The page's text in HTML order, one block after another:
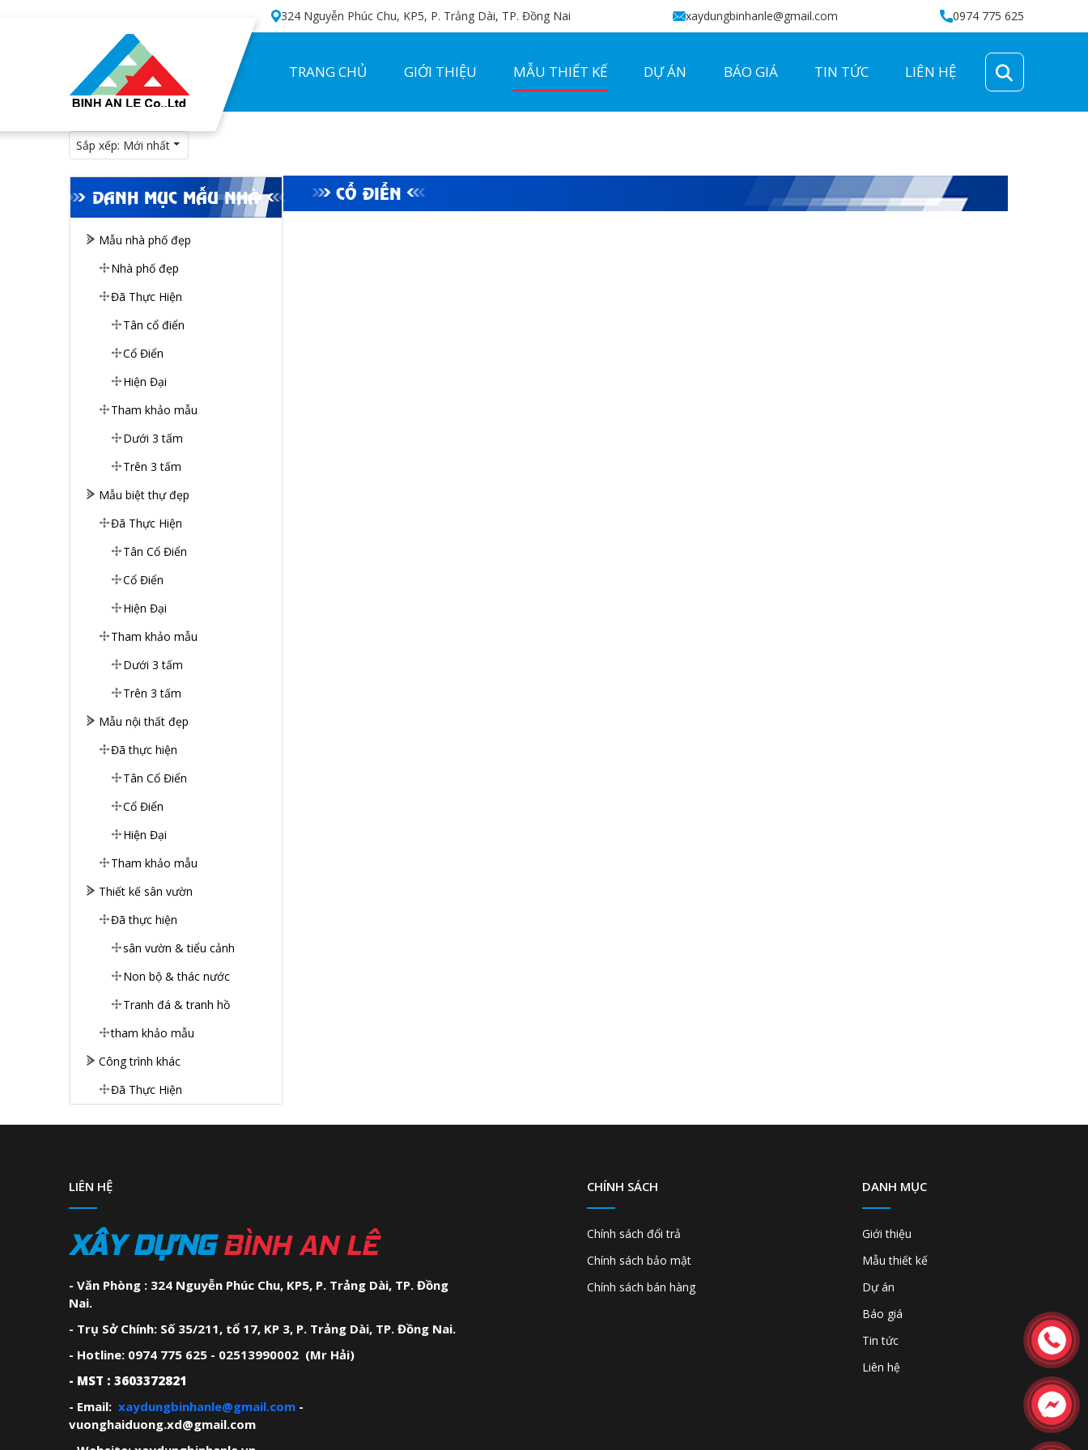
324 Nguyễn Phúc Chu, KP5, P. Trảng Dài, TP. Đồng Nai xaydungbinhanle@gmail.com 0974 775 625
TRANG CHỦ GIỚI THIỆU MẪU THIẾT KẾ DỰ ÁN BÁO GIÁ TIN TỨC LIÊN HỆ
Sắp xếp: Mới nhất
DANH MỤC MẪU NHÀ
Mẫu nhà phố đẹp
Nhà phố đẹp
Đã Thực Hiện
Tân cổ điển
Cổ Điển
Hiện Đại
Tham khảo mẫu
Dưới 3 tấm
Trên 3 tấm
Mẫu biệt thự đẹp
Đã Thực Hiện
Tân Cổ Điển
Cổ Điển
Hiện Đại
Tham khảo mẫu
Dưới 3 tấm
Trên 3 tấm
Mẫu nội thất đẹp
Đã thực hiện
Tân Cổ Điển
Cổ Điển
Hiện Đại
Tham khảo mẫu
Thiết kế sân vườn
Đã thực hiện
sân vườn & tiểu cảnh
Non bộ & thác nước
Tranh đá & tranh hồ
tham khảo mẫu
Công trình khác
Đã Thực Hiện
CỔ ĐIỂN
LIÊN HỆ
XÂY DỰNG BÌNH AN LÊ
- Văn Phòng : 324 Nguyễn Phúc Chu, KP5, P. Trảng Dài, TP. Đồng
Nai.
- Trụ Sở Chính: Số 35/211, tổ 17, KP 3, P. Trảng Dài, TP. Đồng Nai.
- Hotline: 0974 775 625 - 02513990002 (Mr Hải)
- MST : 3603372821
- Email: xaydungbinhanle@gmail.com-
vuonghaiduong.xd@gmail.com
CHÍNH SÁCH
Chính sách đổi trả
Chính sách bảo mật
Chính sách bán hàng
DANH MỤC
Giới thiệu
Mẫu thiết kế
Dự án
Báo giá
Tin tức
Liên hệ